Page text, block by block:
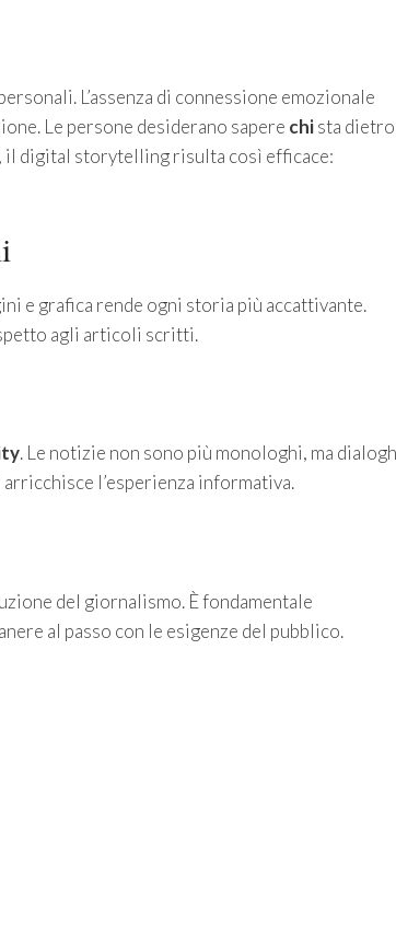
L’assenza di connessione emozionale
Le persone desiderano sapere chista dietro
digital storytelling risulta così efficace:
e grafica rende ogni storia più accattivante.
agli articoli scritti.
. Le notizie non sono più monologhi, ma
l’esperienza informativa.
del giornalismo. È fondamentale
al passo con le esigenze del pubblico.